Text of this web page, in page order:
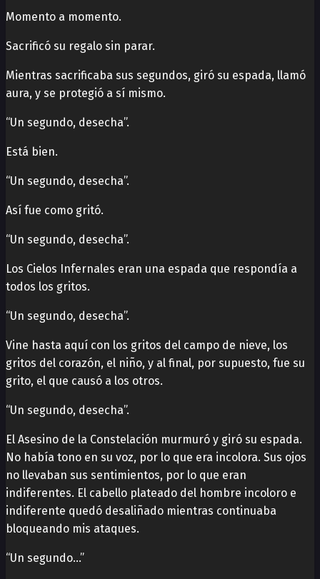
Momento a momento.
Sacrificó su regalo sin parar.
Mientras sacrificaba sus segundos, giró su espada, llamó
aura, y se protegió a sí mismo.
“Un segundo, desecha”.
Está bien.
“Un segundo, desecha”.
Así fue como gritó.
“Un segundo, desecha”.
Los Cielos Infernales eran una espada que respondía a
todos los gritos.
“Un segundo, desecha”.
Vine hasta aquí con los gritos del campo de nieve, los
gritos del corazón, el niño, y al final, por supuesto, fue su
grito, el que causó a los otros.
“Un segundo, desecha”.
El Asesino de la Constelación murmuró y giró su espada.
No había tono en su voz, por lo que era incolora. Sus ojos
no llevaban sus sentimientos, por lo que eran
indiferentes. El cabello plateado del hombre incoloro e
indiferente quedó desaliñado mientras continuaba
bloqueando mis ataques.
“Un segundo…”